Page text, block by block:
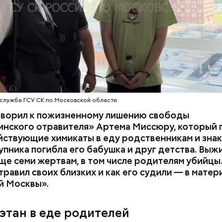
ГСУ СК по Московской области
к пожизненному лишению свободы
отравителя» Артема Миссюру, который
химикаты в еду родственникам и
погибла его бабушка и друг детства.
семи жертвам, в том числе родителям
своих близких и как его судили — в
Москвы».
в еде родителей
факту СК возбудилуголовное делопо двум
и «Незаконный оборот оружия». Расследование
делавзял на контроль